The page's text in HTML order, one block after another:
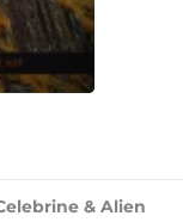
& Alien